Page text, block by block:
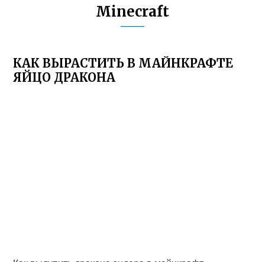
Minecraft
КАК ВЫРАСТИТЬ В МАЙНКРАФТЕ
ЯЙЦО ДРАКОНА